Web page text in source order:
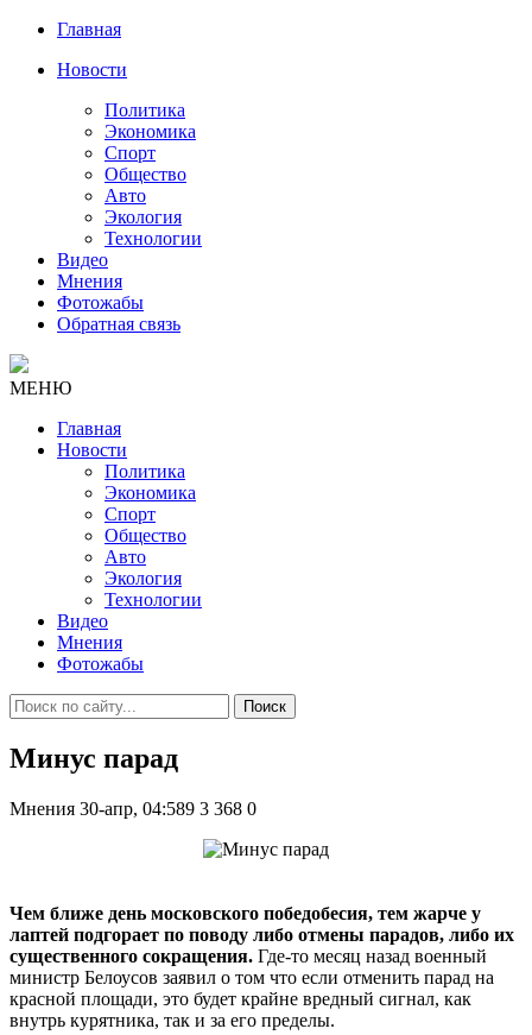
Главная
Новости
Политика
Экономика
Спорт
Общество
Авто
Экология
Технологии
Видео
Мнения
Фотожабы
Обратная связь
МЕНЮ
Главная
Новости
Политика
Экономика
Спорт
Общество
Авто
Экология
Технологии
Видео
Мнения
Фотожабы
Поиск
Минус парад
Мнения 30-апр, 04:589 3 368 0
Чем ближе день московского победобесия, тем жарче у
лаптей подгорает по поводу либо отмены парадов, либо их
существенного сокращения. Где-то месяц назад военный
министр Белоусов заявил о том что если отменить парад на
красной площади, это будет крайне вредный сигнал, как
внутрь курятника, так и за его пределы.